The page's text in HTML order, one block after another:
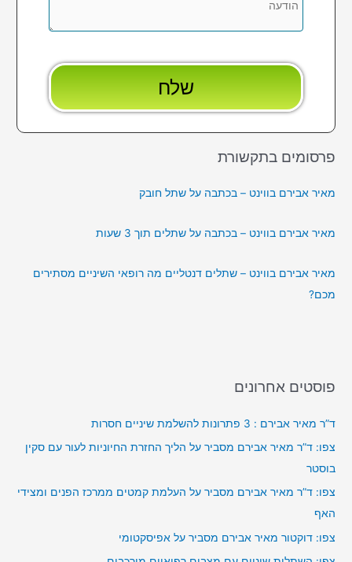
פרסומים בתקשורת
מאיר אבירם בווינט – בכתבה על שתל חובק
מאיר אבירם בווינט – בכתבה על שתלים תוך 3 שעות
מאיר אבירם בווינט – שתלים דנטליים מה רופאי השיניים מסתירים
מכם?
פוסטים אחרונים
ד”ר מאיר אבירם : 3 פתרונות להשלמת שיניים חסרות
צפו: ד”ר מאיר אבירם מסביר על הליך החזרת החיוניות לעור עם סקין
בוסטר
צפו: ד”ר מאיר אבירם מסביר על העלמת קמטים ממרכז הפנים ומצידי
האף
צפו: דוקטור מאיר אבירם מסביר על אפיסקטומי